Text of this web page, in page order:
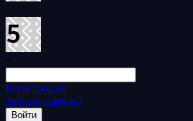
-
Регистрация
Забыли пароль?